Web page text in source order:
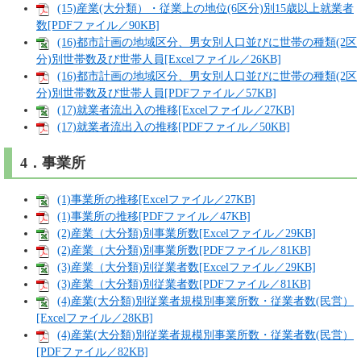
(15)産業(大分類）・従業上の地位(6区分)別15歳以上就業者
数[PDFファイル／90KB]
(16)都市計画の地域区分、男女別人口並びに世帯の種類(2区
分)別世帯数及び世帯人員[Excelファイル／26KB]
(16)都市計画の地域区分、男女別人口並びに世帯の種類(2区
分)別世帯数及び世帯人員[PDFファイル／57KB]
(17)就業者流出入の推移[Excelファイル／27KB]
(17)就業者流出入の推移[PDFファイル／50KB]
4．事業所
(1)事業所の推移[Excelファイル／27KB]
(1)事業所の推移[PDFファイル／47KB]
(2)産業（大分類)別事業所数[Excelファイル／29KB]
(2)産業（大分類)別事業所数[PDFファイル／81KB]
(3)産業（大分類)別従業者数[Excelファイル／29KB]
(3)産業（大分類)別従業者数[PDFファイル／81KB]
(4)産業(大分類)別従業者規模別事業所数・従業者数(民営）
[Excelファイル／28KB]
(4)産業(大分類)別従業者規模別事業所数・従業者数(民営）
[PDFファイル／82KB]